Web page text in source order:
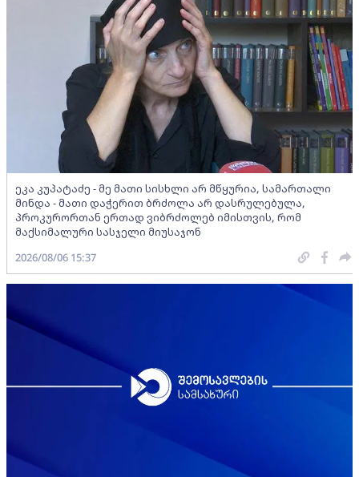
ეკა კუპატაძე - მე მათი სისხლი არ მწყურია, სამართალი
მინდა - მათი დაჭერით ბრძოლა არ დასრულებულა,
პროკურორთან ერთად ვიბრძოლებ იმისთვის, რომ
მაქსიმალური სასჯელი მიუსაჯონ
2026/08/06 15:37